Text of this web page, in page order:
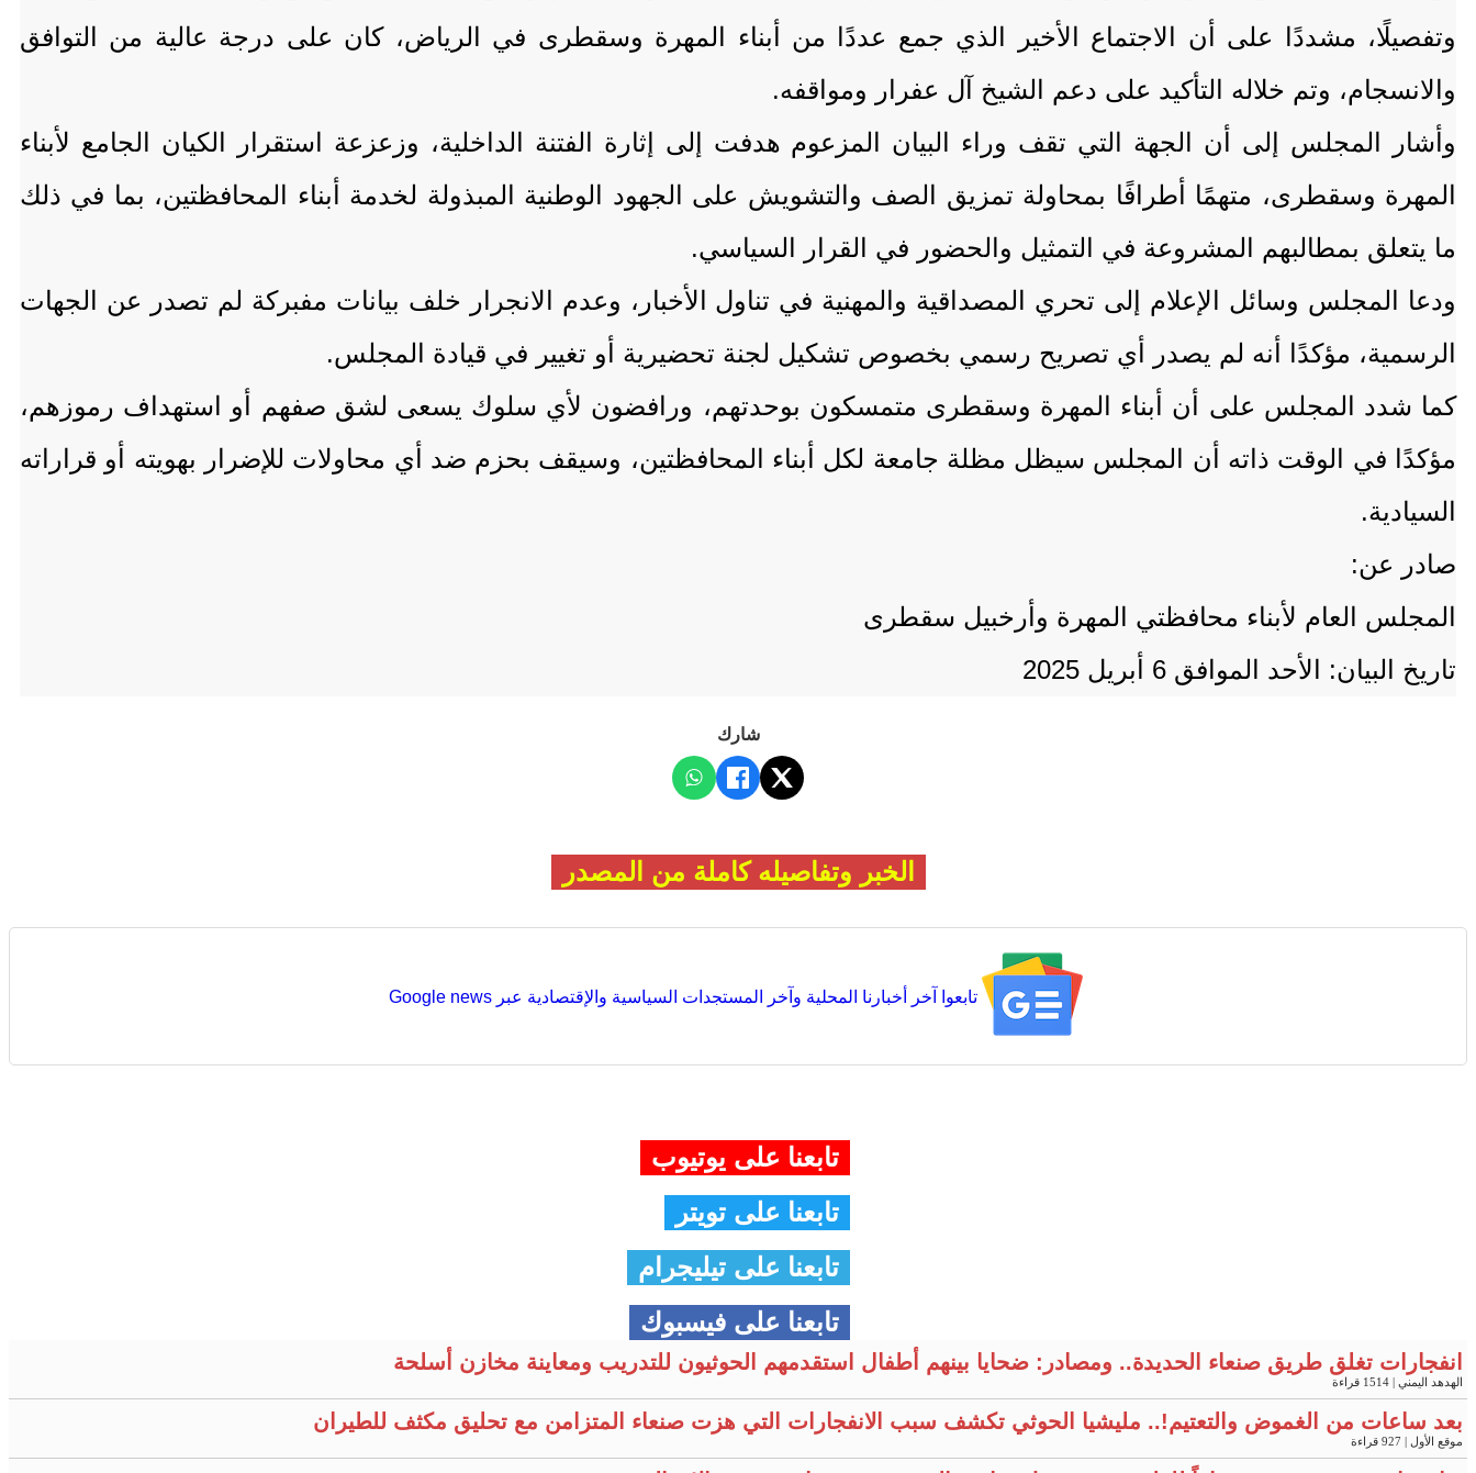
وتفصيلًا، مشددًا على أن الاجتماع الأخير الذي جمع عددًا من أبناء المهرة وسقطرى في الرياض، كان على درجة عالية من التوافق
والانسجام، وتم خلاله التأكيد على دعم الشيخ آل عفرار ومواقفه.
وأشار المجلس إلى أن الجهة التي تقف وراء البيان المزعوم هدفت إلى إثارة الفتنة الداخلية، وزعزعة استقرار الكيان الجامع لأبناء
المهرة وسقطرى، متهمًا أطرافًا بمحاولة تمزيق الصف والتشويش على الجهود الوطنية المبذولة لخدمة أبناء المحافظتين، بما في ذلك
ما يتعلق بمطالبهم المشروعة في التمثيل والحضور في القرار السياسي.
ودعا المجلس وسائل الإعلام إلى تحري المصداقية والمهنية في تناول الأخبار، وعدم الانجرار خلف بيانات مفبركة لم تصدر عن الجهات
الرسمية، مؤكدًا أنه لم يصدر أي تصريح رسمي بخصوص تشكيل لجنة تحضيرية أو تغيير في قيادة المجلس.
كما شدد المجلس على أن أبناء المهرة وسقطرى متمسكون بوحدتهم، ورافضون لأي سلوك يسعى لشق صفهم أو استهداف رموزهم،
مؤكدًا في الوقت ذاته أن المجلس سيظل مظلة جامعة لكل أبناء المحافظتين، وسيقف بحزم ضد أي محاولات للإضرار بهويته أو قراراته
السيادية.
صادر عن:
المجلس العام لأبناء محافظتي المهرة وأرخبيل سقطرى
تاريخ البيان: الأحد الموافق 6 أبريل 2025
شارك
الخبر وتفاصيله كاملة من المصدر
تابعوا آخر أخبارنا المحلية وآخر المستجدات السياسية والإقتصادية عبر Google news
تابعنا على يوتيوب
تابعنا على تويتر
تابعنا على تيليجرام
تابعنا على فيسبوك
انفجارات تغلق طريق صنعاء الحديدة.. ومصادر: ضحايا بينهم أطفال استقدمهم الحوثيون للتدريب ومعاينة مخازن أسلحة
الهدهد اليمني | 1514 قراءة
بعد ساعات من الغموض والتعتيم!.. مليشيا الحوثي تكشف سبب الانفجارات التي هزت صنعاء المتزامن مع تحليق مكثف للطيران
موقع الأول | 927 قراءة